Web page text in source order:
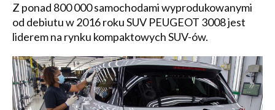
Z ponad 800 000 samochodami wyprodukowanymi
od debiutu w 2016 roku SUV PEUGEOT 3008 jest
liderem na rynku kompaktowych SUV-ów.